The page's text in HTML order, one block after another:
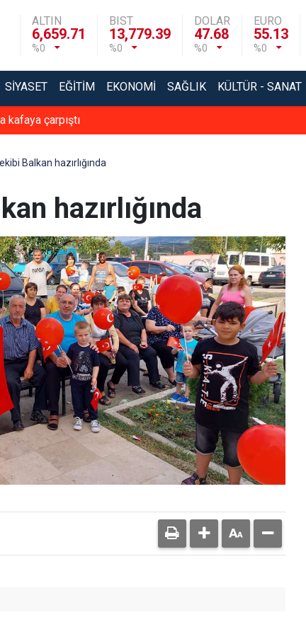
ALTIN
6,659.71
%0
BIST
13,779.39
%0
DOLAR
47.68
%0
EURO
55.13
%0
SIYASET EĞITIM EKONOMI SAĞLIK KÜLTÜR - SANAT
kafaya çarpıştı
Balkan hazırlığında
hazırlığında